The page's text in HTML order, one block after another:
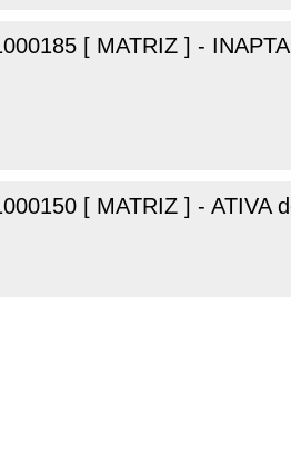
[ MATRIZ ] -
[ MATRIZ ] - ATIVA